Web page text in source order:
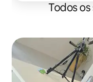
Todos